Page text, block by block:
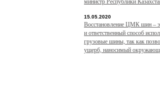
министр Республики
15.05.2020
Восстановление ЦМК шин –
и ответственный способ
грузовые шины, так как
ущерб, наносимый